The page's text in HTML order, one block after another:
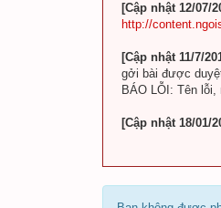
[Cập nhật 12/07/
http://
[Cập nhật 11/7/
gởi bài được
BÁO LỖI: Tên
[Cập nhật 18/01/